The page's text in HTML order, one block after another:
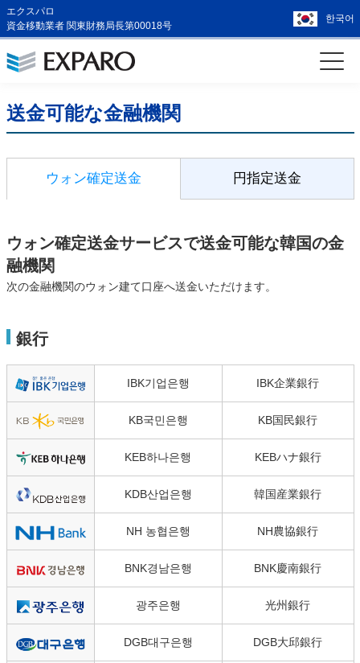
エクスパロ
資金移動業者 関東財務局長第00018号
한국어
送金可能な金融機関
ウォン確定送金 円指定送金
ウォン確定送金サービスで送金可能な韓国の金
融機関
次の金融機関のウォン建て口座へ送金いただけます。
銀行
IBK기업은행 IBK企業銀行
KB국민은행 KB国民銀行
KEB하나은행 KEBハナ銀行
KDB산업은행 韓国産業銀行
NH 농협은행 NH農協銀行
BNK경남은행 BNK慶南銀行
광주은행 光州銀行
DGB대구은행 DGB大邱銀行